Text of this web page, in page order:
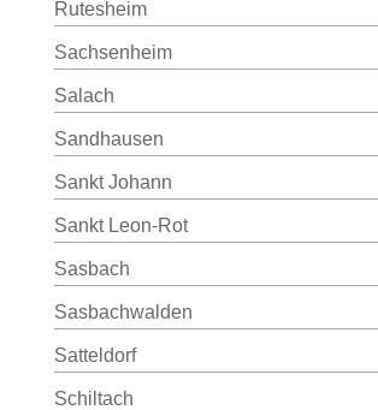
Rutesheim
Sachsenheim
Salach
Sandhausen
Sankt Johann
Sankt Leon-Rot
Sasbach
Sasbachwalden
Satteldorf
Schiltach